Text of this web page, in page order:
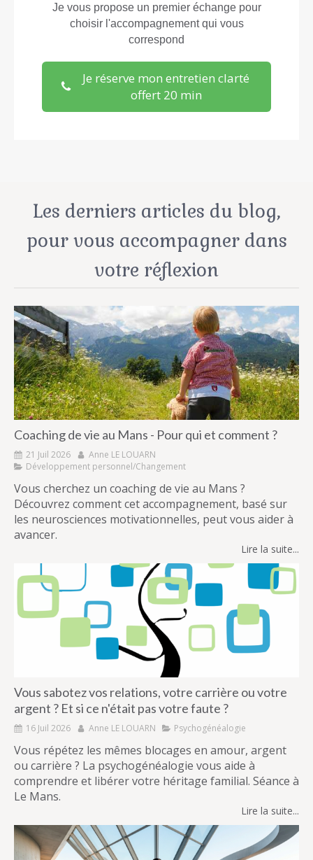
Je vous propose un premier échange pour
choisir l'accompagnement qui vous
correspond
Je réserve mon entretien clarté
offert 20 min
Les derniers articles du blog,
pour vous accompagner dans
votre réflexion
Coaching de vie au Mans - Pour qui et comment ?
21 Juil 2026
Anne LE LOUARN
Développement personnel/Changement
Vous cherchez un coaching de vie au Mans ?
Découvrez comment cet accompagnement, basé sur
les neurosciences motivationnelles, peut vous aider à
avancer.
Lire la suite...
Vous sabotez vos relations, votre carrière ou votre
argent ? Et si ce n'était pas votre faute ?
16 Juil 2026 Anne LE LOUARN Psychogénéalogie
Vous répétez les mêmes blocages en amour, argent
ou carrière ? La psychogénéalogie vous aide à
comprendre et libérer votre héritage familial. Séance à
Le Mans.
Lire la suite...